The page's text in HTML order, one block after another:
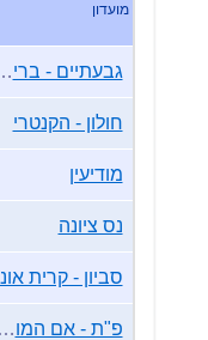
מועדון
גבעתיים -
חולון - הקנטרי
מודיעין
נס ציונה
סביון - קרית
פ"ת - אם המושבות